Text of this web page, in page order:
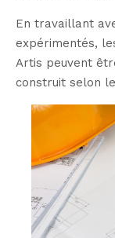
En travaillant
expérimentés,
Artis peuvent
construit selon